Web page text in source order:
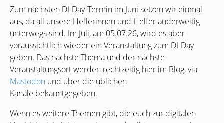
Zum nächsten DI-Day-Termin im Juni setzen wir einmal
aus, da all unsere Helferinnen und Helfer anderweitig
unterwegs sind. Im Juli, am 05.07.26, wird es aber
voraussichtlich wieder ein Veranstaltung zum DI-Day
geben. Das nächste Thema und der nächste
Veranstaltungsort werden rechtzeitig hier im Blog, via
Mastodon und über die üblichen
Kanäle bekanntgegeben.
Wenn es weitere Themen gibt, die euch zur digitalen